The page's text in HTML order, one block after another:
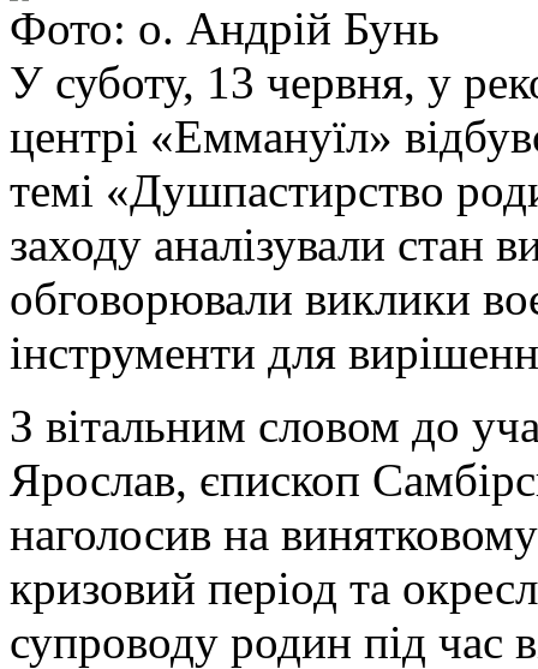
Фото: о. Андрій Бунь
У суботу, 13 червня, у
центрі «Еммануїл»
темі «Душпастирство
заходу аналізували стан
обговорювали виклики
інструменти для
З вітальним словом до
Ярослав, єпископ
наголосив на
кризовий період та
супроводу родин під час